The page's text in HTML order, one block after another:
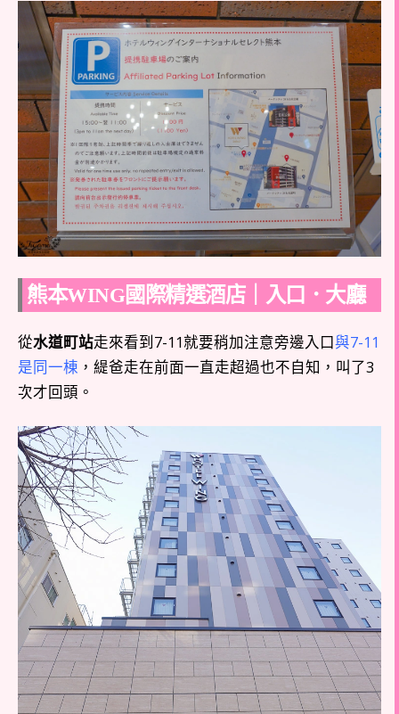
熊本WING國際精選酒店｜入口．大廳
從水道町站走來看到7-11就要稍加注意旁邊入口與7-11
是同一棟 ，緹爸走在前面一直走超過也不自知，叫了3
次才回頭。